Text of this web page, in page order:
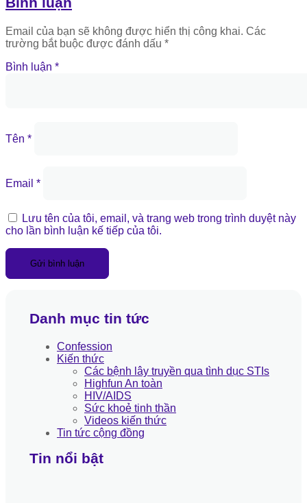
Email của bạn sẽ không được hiển thị công khai. Các
trường bắt buộc được đánh dấu *
Bình luận *
Tên *
Email *
Lưu tên của tôi, email, và trang web trong trình duyệt này
cho lần bình luận kế tiếp của tôi.
Danh mục tin tức
Confession
Kiến thức
Các bệnh lây truyền qua tình dục STIs
Highfun An toàn
HIV/AIDS
Sức khoẻ tinh thần
Videos kiến thức
Tin tức cộng đồng
Tin nổi bật